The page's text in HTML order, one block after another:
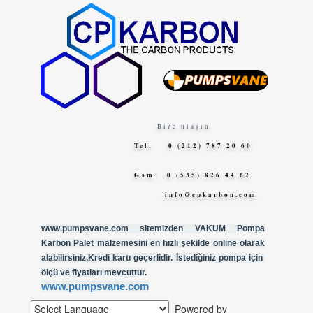
Powered by
Bize ulaşın
Tel: 0 (212) 787 20 60
Gsm : 0 (535) 826 44 62
info@cpkarbon.com
www.pumpsvane.com sitemizden VAKUM Pompa
Karbon Palet malzemesini en hızlı şekilde online olarak
alabilirsiniz.Kredi kartı geçerlidir. İstediğiniz pompa için
ölçü ve fiyatları mevcuttur.
www.pumpsvane.com